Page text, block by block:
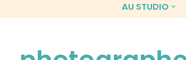
AU STUDIO